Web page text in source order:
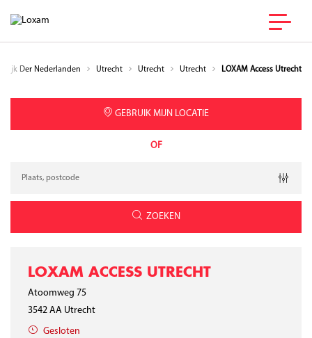
Der Nederlanden Utrecht Utrecht Utrecht LOXAM Access Utrecht
GEBRUIK MIJN LOCATIE
OF
Breedtegraad
Lengtegraad
Geolocation
ZOEKEN
LOXAM ACCESS UTRECHT
Atoomweg 75
3542 AA Utrecht
Gesloten